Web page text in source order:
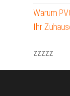
Warum
Ihr
zzzzz